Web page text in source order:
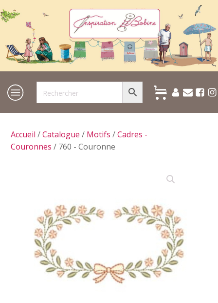
Accueil /Catalogue / Motifs /Cadres -
Couronnes / 760 - Couronne